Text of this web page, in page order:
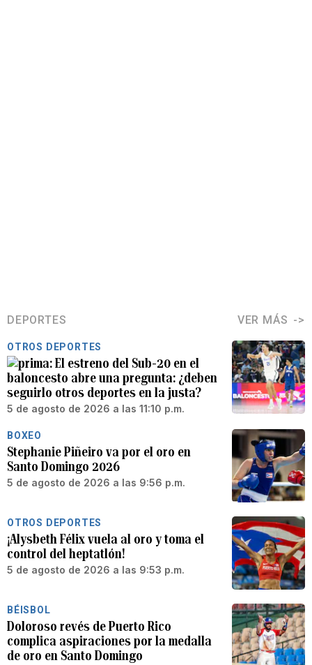
DEPORTES VER MÁS
OTROS DEPORTES
El estreno del Sub-20 en el
baloncesto abre una pregunta: ¿deben
seguirlo otros deportes en la justa?
5 de agosto de 2026 a las 11:10 p.m.
BOXEO
Stephanie Piñeiro va por el oro en
Santo Domingo 2026
5 de agosto de 2026 a las 9:56 p.m.
OTROS DEPORTES
¡Alysbeth Félix vuela al oro y toma el
control del heptatlón!
5 de agosto de 2026 a las 9:53 p.m.
BÉISBOL
Doloroso revés de Puerto Rico
complica aspiraciones por la medalla
de oro en Santo Domingo